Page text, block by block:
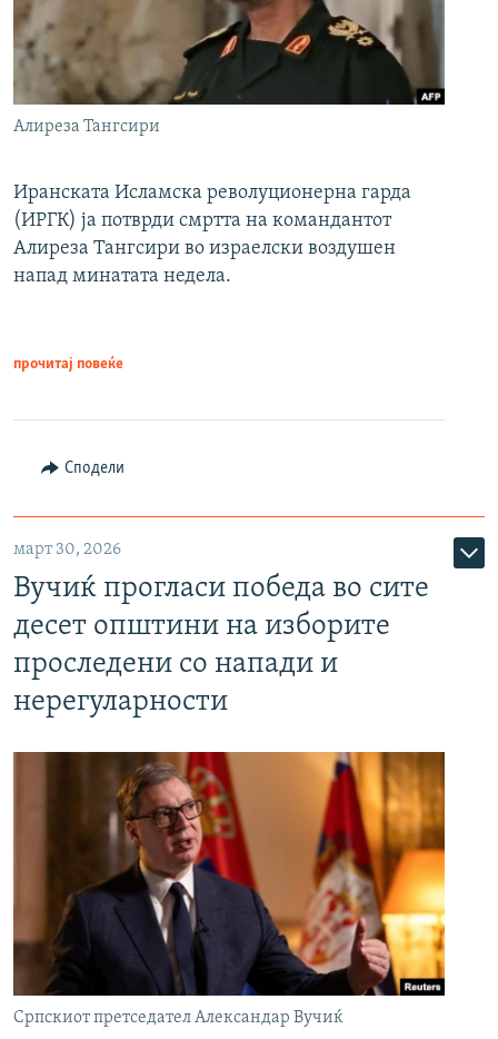
Алиреза Тангсири
Иранската Исламска револуционерна гарда
(ИРГК) ја потврди смртта на командантот
Алиреза Тангсири во израелски воздушен
напад минатата недела.
прочитај повеќе
Сподели
март 30, 2026
Вучиќ прогласи победа во сите
десет општини на изборите
проследени со напади и
нерегуларности
Српскиот претседател Александар Вучиќ